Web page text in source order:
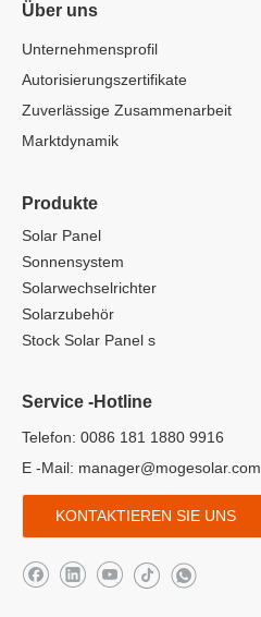
Über uns
Unternehmensprofil
Autorisierungszertifikate
Zuverlässige Zusammenarbeit
Marktdynamik
Produkte
Solar Panel
Sonnensystem
Solarwechselrichter
Solarzubehör
Stock Solar Panel s
Service -Hotline
Telefon: 0086 181 1880 9916
E -Mail: manager@mogesolar.com
KONTAKTIEREN SIE UNS